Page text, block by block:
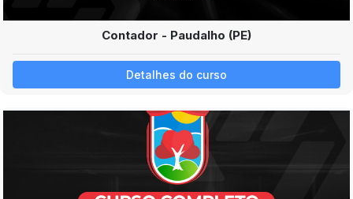
Contador - Paudalho (PE)
Detalhes do curso